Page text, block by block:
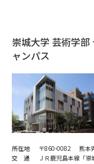
新学年スタート号特集
（高3生用）
SELFBRAND特集ページ
オープンキャンパ
オープンキャンパス検索
崇城大学 芸術学
ャンパス
所在地
〒860-0082 熊本
交 通
ＪＲ鹿児島本線「